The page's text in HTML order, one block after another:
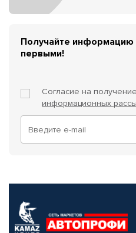
Получайте информацию
первыми!
Согласие на получение
информационных